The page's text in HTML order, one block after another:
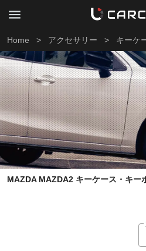
Home > アクセサリー > キーケ
MAZDA MAZDA2 キーケース・キー